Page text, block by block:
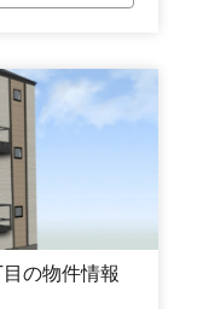
の物件情報